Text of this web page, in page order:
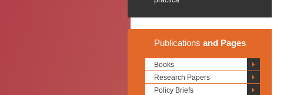
Publications and Pages
Books
Research Papers
Policy Briefs